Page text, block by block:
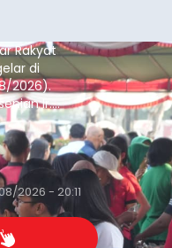
Rakyat
di
2026).
Ir.
sosial tersebut
mencatat nilai
2026 - 20:11